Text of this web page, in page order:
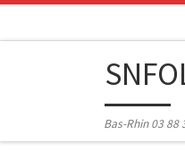
Bas-Rhin 03 88